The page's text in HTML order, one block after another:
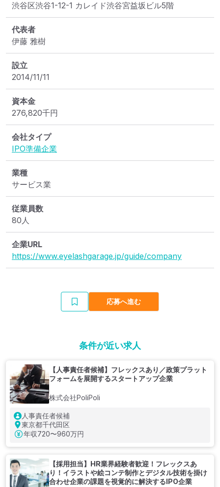
渋谷区渋谷1-12-1 カレイド渋谷宮益坂ビル5階
代表者
伊藤 雅樹
設立
2014/11/11
資本金
276,820千円
会社タイプ
IPO準備企業
業種
サービス業
従業員数
80人
企業URL
https://www.eyelashgarage.jp/guide/company
応募へ進む
条件が近い求人
【人事責任者候補】フレックスあり／政策プラット
フォームを展開するスタートアップ企業
株式会社PoliPoli
人事責任者候補
東京都千代田区
年収720〜960万円
【採用担当】HR業界経験者歓迎！フレックスあ
り！イラストや絵コンテ制作とデジタル技術を掛け
合わせ企業の課題を視覚的に解決するIPO企業